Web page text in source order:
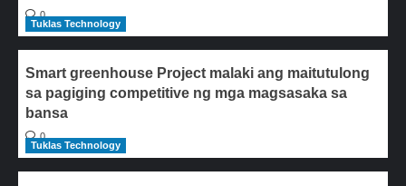
0
Tuklas Technology
Smart greenhouse Project malaki ang maitutulong
sa pagiging competitive ng mga magsasaka sa
bansa
0
Tuklas Technology